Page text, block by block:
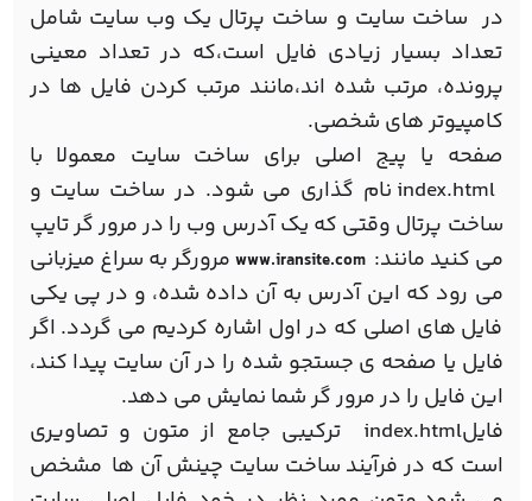
در ساخت سایت و ساخت پرتال یك وب سایت شامل
تعداد بسیار زیادی فایل است،كه در تعداد معینی
پرونده، مرتب شده اند،مانند مرتب کردن فایل ها در
کامپیوتر های شخصی.
صفحه یا پیج اصلی برای ساخت سایت معمولا با
index.html نام گذاری می شود. در ساخت سایت و
ساخت پرتال وقتی كه یك آدرس وب را در مرور گر تایپ
می كنید مانند:www.iransite.com مرورگر به سراغ میزبانی
می رود كه این آدرس به آن داده شده، و در پی یكی
فایل های اصلی که در اول اشاره کردیم می گردد. اگر
فایل یا صفحه ی جستجو شده را در آن سایت پیدا كند،
این فایل را در مرور گر شما نمایش می دهد.
فایلindex.html ترکیبی جامع از متون و تصاویری
است که در فرآیند ساخت سایت چینش آن ها مشخص